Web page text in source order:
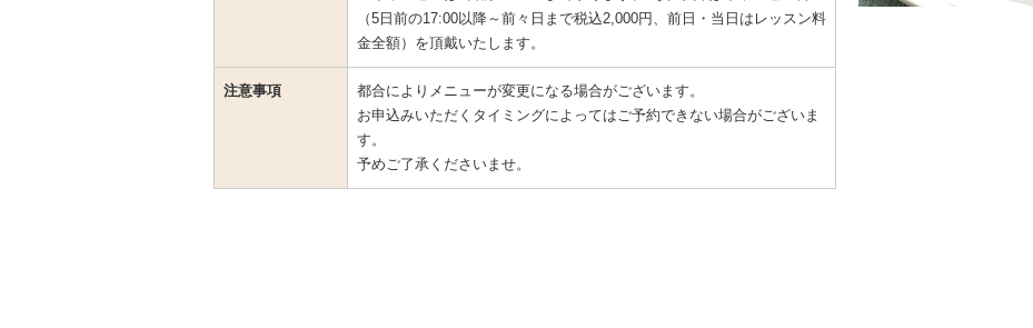
（5日前の17:00以降～前々日まで税込2,000円、前日・当日はレッスン料
金全額）を頂戴いたします。
注意事項
都合によりメニューが変更になる場合がございます。
お申込みいただくタイミングによってはご予約できない場合がございま
す。
予めご了承くださいませ。